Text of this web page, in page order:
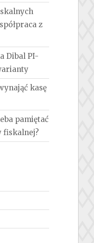
z
Dibal PI-
kasę
pamiętać
fiskalnej?